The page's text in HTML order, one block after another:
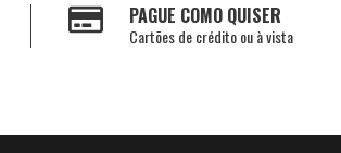
PAGUE COMO QUISER
Cartões de crédito ou à vista